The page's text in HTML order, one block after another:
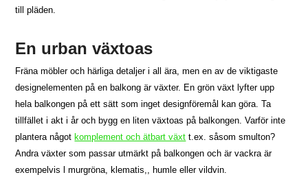
till pläden.
En urban växtoas
Fräna möbler och härliga detaljer i all ära, men en av de viktigaste
designelementen på en balkong är växter. En grön växt lyfter upp
hela balkongen på ett sätt som inget designföremål kan göra. Ta
tillfället i akt i år och bygg en liten växtoas på balkongen. Varför inte
plantera något komplement och ätbart växt t.ex. såsom smulton?
Andra växter som passar utmärkt på balkongen och är vackra är
exempelvis l murgröna, klematis,, humle eller vildvin.